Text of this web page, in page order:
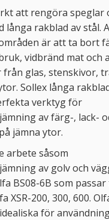
att rengöra speglar
långa rakblad av stål.
är att ta bort
vidbränd mat och
glas, stenskivor,
Sollex långa
verktyg för
av färg-, lack-
jämna ytor.
arbete såsom
av golv och
BS08-6B som passar
XSR-200, 300, 600.
för